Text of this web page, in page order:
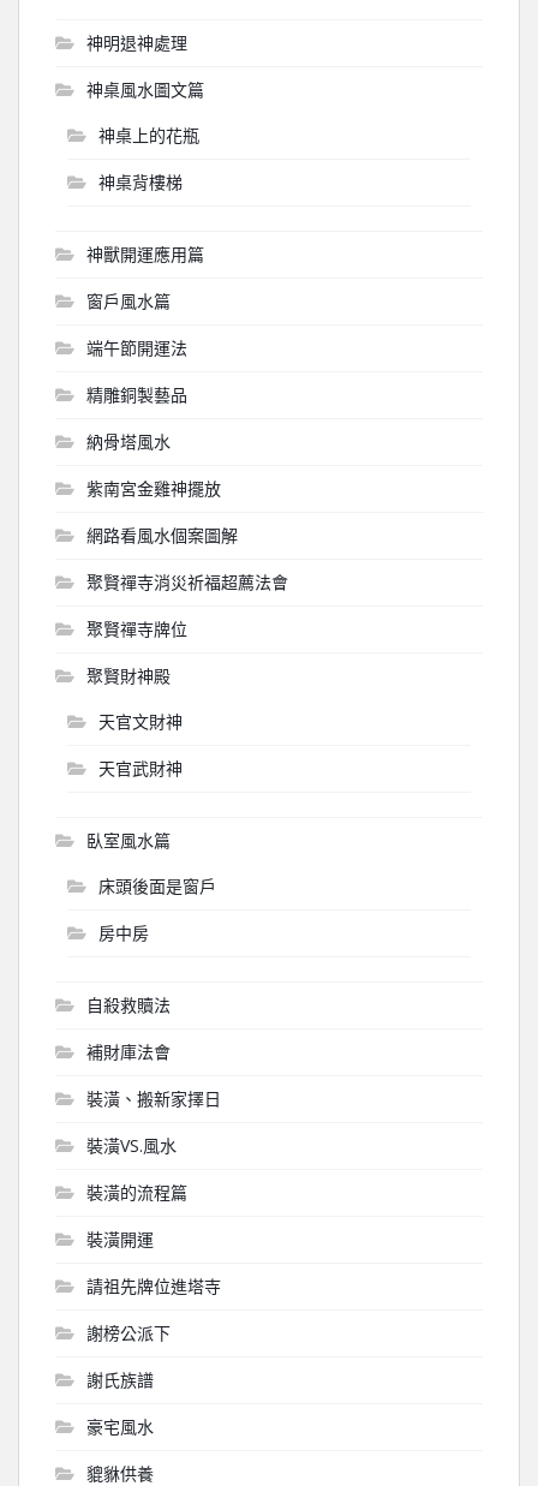
神明退神處理
神桌風水圖文篇
神桌上的花瓶
神桌背樓梯
神獸開運應用篇
窗戶風水篇
端午節開運法
精雕銅製藝品
納骨塔風水
紫南宮金雞神擺放
網路看風水個案圖解
聚賢禪寺消災祈福超薦法會
聚賢禪寺牌位
聚賢財神殿
天官文財神
天官武財神
臥室風水篇
床頭後面是窗戶
房中房
自殺救贖法
補財庫法會
裝潢、搬新家擇日
裝潢VS.風水
裝潢的流程篇
裝潢開運
請祖先牌位進塔寺
謝榜公派下
謝氏族譜
豪宅風水
貔貅供養